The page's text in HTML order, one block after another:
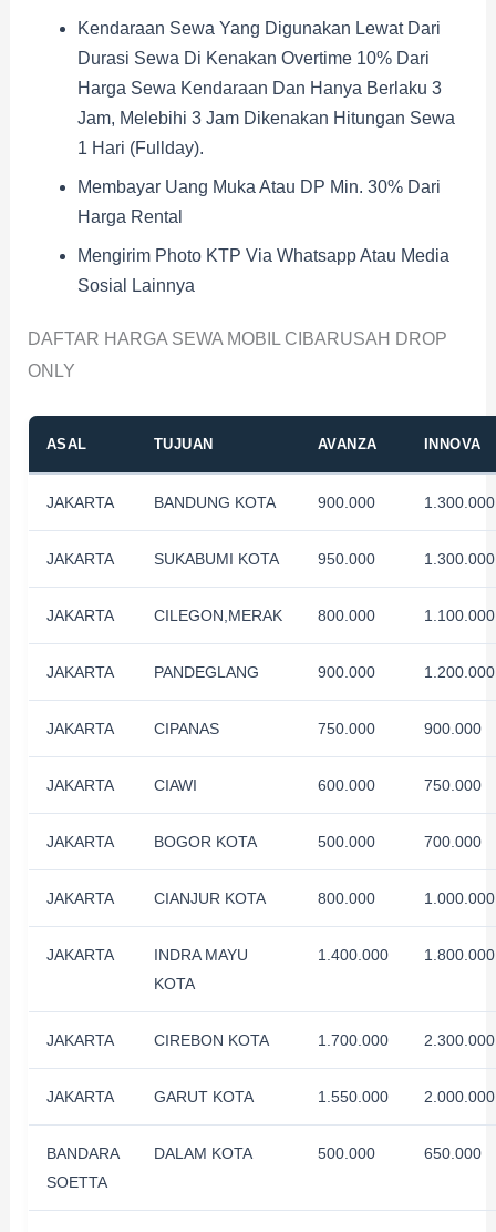
Kendaraan Sewa Yang Digunakan Lewat Dari
Durasi Sewa Di Kenakan Overtime 10% Dari
Harga Sewa Kendaraan Dan Hanya Berlaku 3
Jam, Melebihi 3 Jam Dikenakan Hitungan Sewa
1 Hari (fullday).
Membayar Uang Muka Atau DP Min. 30% Dari
Harga Rental
Mengirim Photo KTP Via Whatsapp Atau Media
Sosial Lainnya
DAFTAR HARGA SEWA MOBIL CIBARUSAH DROP
ONLY
ASAL TUJUAN AVANZA INNOVA
JAKARTA BANDUNG KOTA 900.000 1.300.000
JAKARTA SUKABUMI KOTA 950.000 1.300.000
JAKARTA CILEGON,MERAK 800.000 1.100.000
JAKARTA PANDEGLANG 900.000 1.200.000
JAKARTA CIPANAS 750.000 900.000
JAKARTA CIAWI 600.000 750.000
JAKARTA BOGOR KOTA 500.000 700.000
JAKARTA CIANJUR KOTA 800.000 1.000.000
JAKARTA
INDRA MAYU
KOTA
1.400.000 1.800.000
JAKARTA CIREBON KOTA 1.700.000 2.300.000
JAKARTA GARUT KOTA 1.550.000 2.000.000
BANDARA
SOETTA
DALAM KOTA 500.000 650.000